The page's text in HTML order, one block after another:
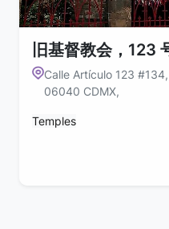
旧基督教会，123
Calle Artículo 123
06040 CDMX,
Temples